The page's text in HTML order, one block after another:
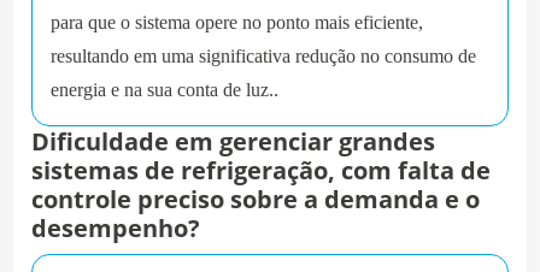
para que o sistema opere no ponto mais eficiente,
resultando em uma significativa redução no consumo de
energia e na sua conta de luz..
Dificuldade em gerenciar grandes
sistemas de refrigeração, com falta de
controle preciso sobre a demanda e o
desempenho?